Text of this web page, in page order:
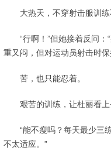
大热天，不穿射击服训练
“行啊！”但她接着反问：“
重又闷，但对运动员射击时
苦，也只能忍着。
艰苦的训练，让杜丽看上
“能不瘦吗？每天最少三练
不太适应。”